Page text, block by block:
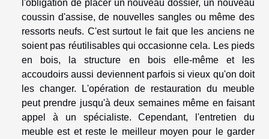
l'obligation de placer un nouveau dossier, un nouveau
coussin d'assise, de nouvelles sangles ou même des
ressorts neufs. C'est surtout le fait que les anciens ne
soient pas réutilisables qui occasionne cela. Les pieds
en bois, la structure en bois elle-même et les
accoudoirs aussi deviennent parfois si vieux qu'on doit
les changer. L'opération de restauration du meuble
peut prendre jusqu'à deux semaines même en faisant
appel à un spécialiste. Cependant, l'entretien du
meuble est et reste le meilleur moyen pour le garder